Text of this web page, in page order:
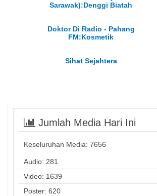
Sarawak):Denggi Biatah
Doktor Di Radio - Pahang
FM:Kosmetik
Sihat Sejahtera
Jumlah Media Hari Ini
Keseluruhan Media: 7656
Audio: 281
Video: 1639
Poster: 620